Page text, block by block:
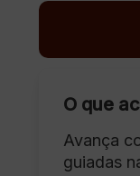
O que
Avança
guiadas